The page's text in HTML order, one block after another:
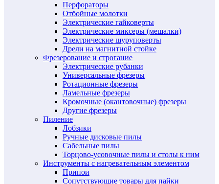
Перфораторы
Отбойные молотки
Электрические гайковерты
Электрические миксеры (мешалки)
Электрические шуруповерты
Дрели на магнитной стойке
Фрезерование и строгание
Электрические рубанки
Универсальные фрезеры
Ротационные фрезеры
Ламельные фрезеры
Кромочные (окантовочные) фрезеры
Другие фрезеры
Пиление
Лобзики
Ручные дисковые пилы
Сабельные пилы
Торцово-усовочные пилы и столы к ним
Инструменты с нагревательным элементом
Припои
Сопутствующие товары для пайки